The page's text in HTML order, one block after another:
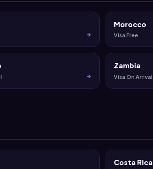
Morocco
Visa Free
Zambia
Visa On Arrival
Costa Rica